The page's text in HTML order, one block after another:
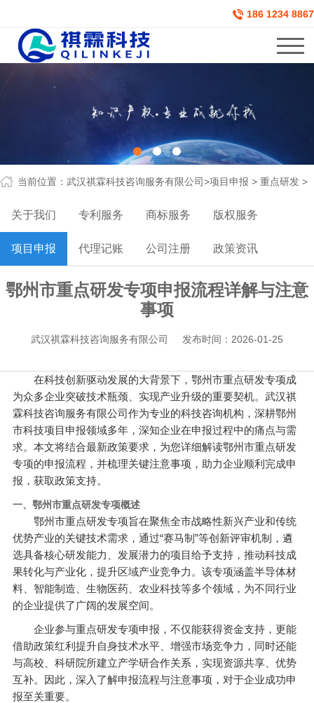
186 1234 8867
当前位置： 武汉祺霖科技咨询服务有限公司>项目申报 > 重点研发 >
关于我们 专利服务 商标服务 版权服务
项目申报 代理记账 公司注册 政策资讯
鄂州市重点研发专项申报流程详解与注意
事项
武汉祺霖科技咨询服务有限公司 发布时间：2026-01-25
在科技创新驱动发展的大背景下，鄂州市重点研发专项成
为众多企业突破技术瓶颈、实现产业升级的重要契机。武汉祺
霖科技咨询服务有限公司作为专业的科技咨询机构，深耕鄂州
市科技项目申报领域多年，深知企业在申报过程中的痛点与需
求。本文将结合最新政策要求，为您详细解读鄂州市重点研发
专项的申报流程，并梳理关键注意事项，助力企业顺利完成申
报，获取政策支持。
一、鄂州市重点研发专项概述
鄂州市重点研发专项旨在聚焦全市战略性新兴产业和传统
优势产业的关键技术需求，通过“赛马制”等创新评审机制，遴
选具备核心研发能力、发展潜力的项目给予支持，推动科技成
果转化与产业化，提升区域产业竞争力。该专项涵盖半导体材
料、智能制造、生物医药、农业科技等多个领域，为不同行业
的企业提供了广阔的发展空间。
企业参与重点研发专项申报，不仅能获得资金支持，更能
借助政策红利提升自身技术水平、增强市场竞争力，同时还能
与高校、科研院所建立产学研合作关系，实现资源共享、优势
互补。因此，深入了解申报流程与注意事项，对于企业成功申
报至关重要。